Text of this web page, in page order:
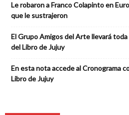
Le robaron a Franco Colapinto en
que le sustrajeron
El Grupo Amigos del Arte llevará
del Libro de Jujuy
En esta nota accede al Cronograma
Libro de Jujuy